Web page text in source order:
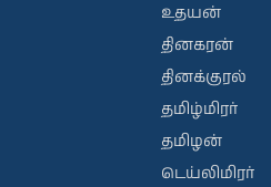
உதயன்
தினகரன்
தினக்குரல்
தமிழ்மிரர்
தமிழன்
டெய்லிமிரர்